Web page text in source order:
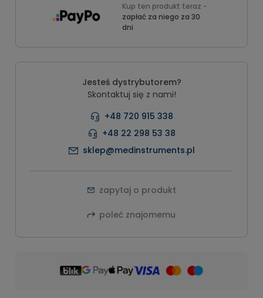
Kup ten produkt teraz -
zapłać za niego za 30
dni
Jesteś dystrybutorem?
Skontaktuj się z nami!
+48 720 915 338
+48 22 298 53 38
sklep@medinstruments.pl
zapytaj o produkt
poleć znajomemu